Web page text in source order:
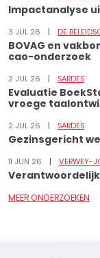
Impactanalyse
3 JUL 26 DE
BOVAG en
cao-onderzoek
2 JUL 26 SARDES
Evaluatie
vroege
2 JUL 26 SARDES
Gezinsgericht
11 JUN 26 VERWEY-
MEER ONDERZOEKEN